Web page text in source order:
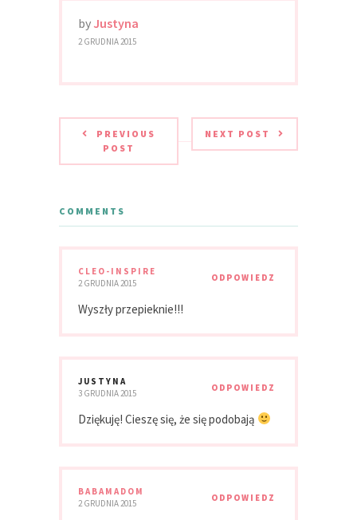
by Justyna
2 GRUDNIA 2015
PREVIOUS
POST
NEXT POST
COMMENTS
CLEO-INSPIRE
2 GRUDNIA 2015
ODPOWIEDZ
Wyszły przepieknie!!!
JUSTYNA
3 GRUDNIA 2015
ODPOWIEDZ
Dziękuję! Cieszę się, że się podobają
BABAMADOM
2 GRUDNIA 2015
ODPOWIEDZ